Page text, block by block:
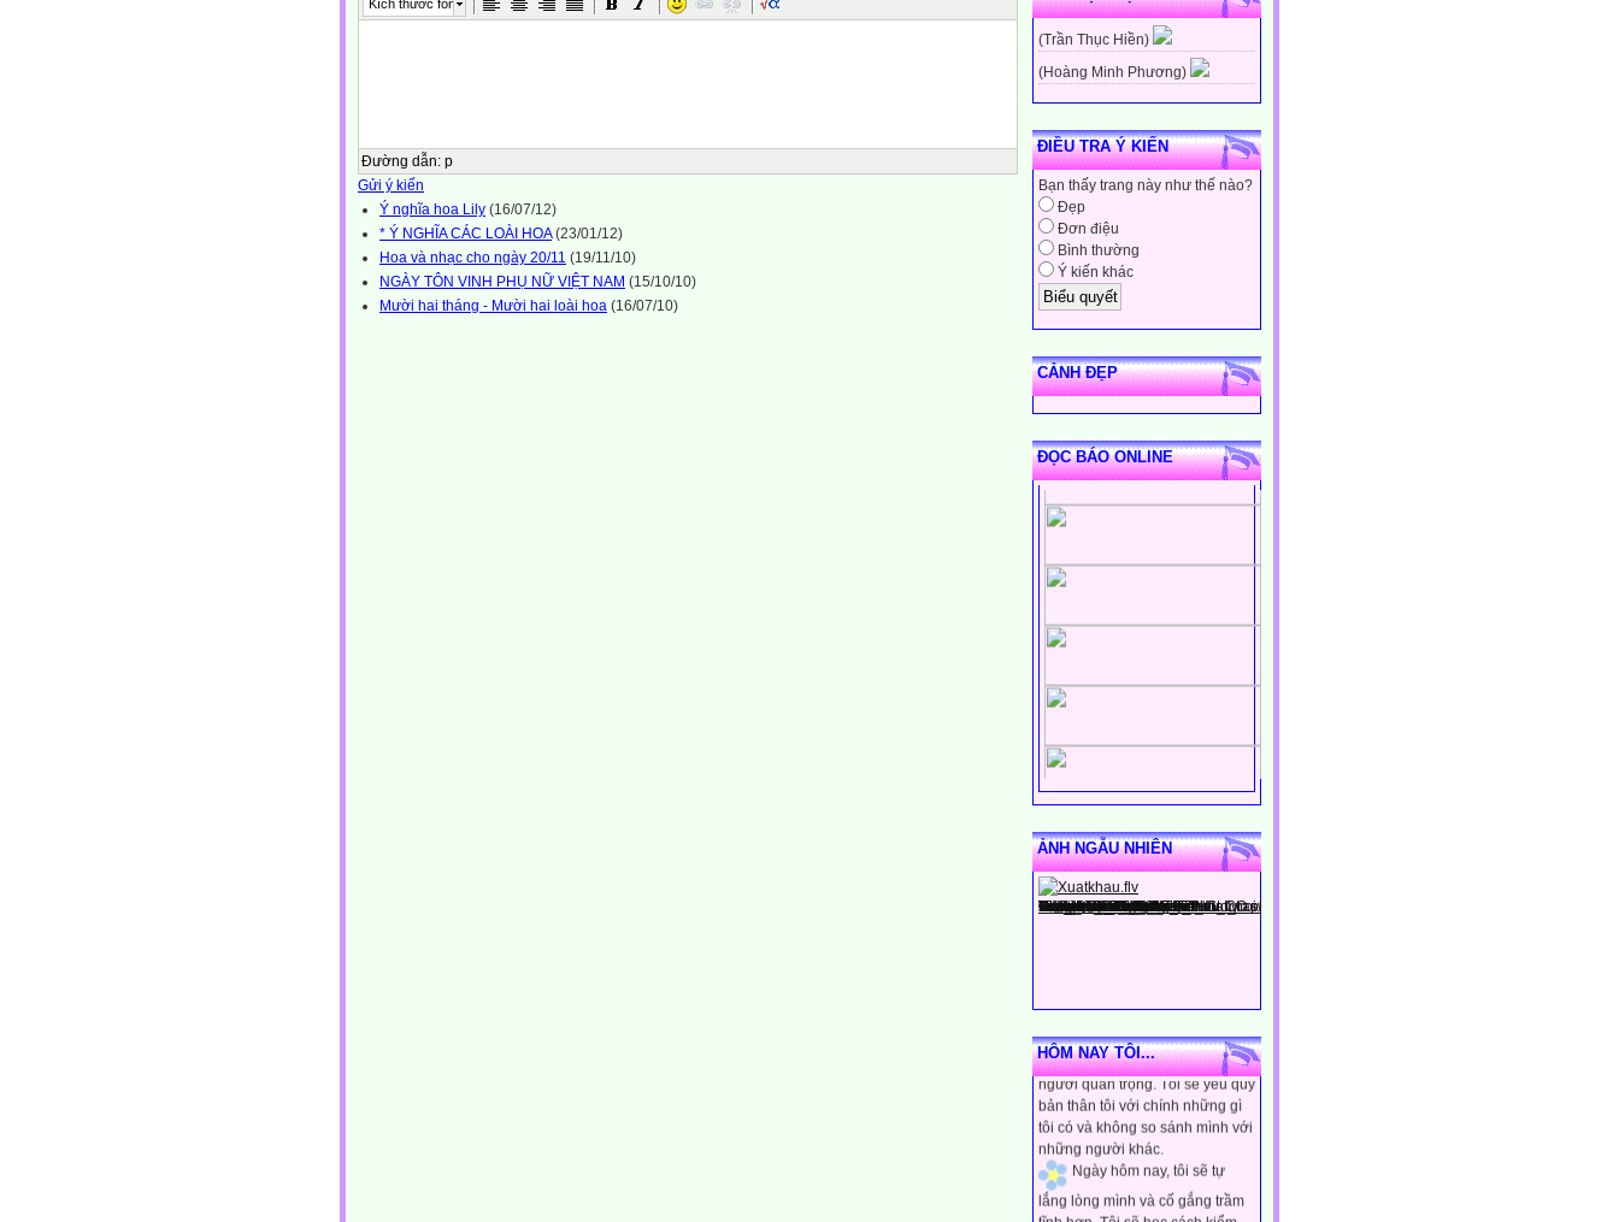
(Trần Thục Hiền)
(Hoàng Minh Phương)
ĐIỀU TRA Ý KIẾN
Bạn thấy trang này như thế nào?
Đẹp
Đơn điệu
Bình thường
Ý kiến khác
CẢNH ĐẸP
ĐỌC BÁO ONLINE
ẢNH NGẪU NHIÊN
HÔM NAY TÔI...
rằng mình là người đặc biệt, một
người quan trọng. Tôi sẽ yêu quý
bản thân tôi với chính những gì
tôi có và không so sánh mình với
những người khác.
Ngày hôm nay, tôi sẽ tự
lắng lòng mình và cố gắng trầm
tĩnh hơn. Tôi sẽ học cách kiểm
Kích thước font
Đường dẫn: p
Gửi ý kiến
Ý nghĩa hoa Lily (16/07/12)
* Ý NGHĨA CÁC LOÀI HOA(23/01/12)
Hoa và nhạc cho ngày 20/11 (19/11/10)
NGÀY TÔN VINH PHỤ NỮ VIỆT NAM (15/10/10)
Mười hai tháng - Mười hai loài hoa (16/07/10)